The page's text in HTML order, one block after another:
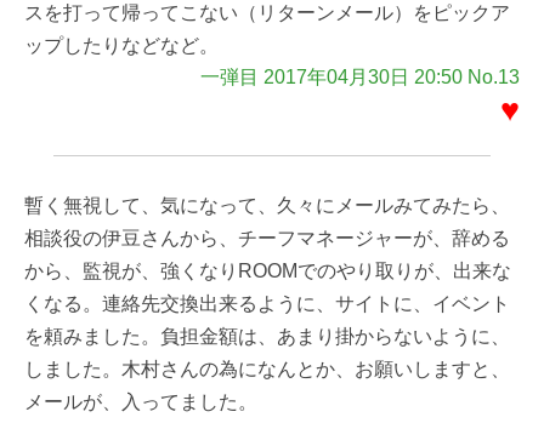
スを打って帰ってこない（リターンメール）をピックア
ップしたりなどなど。
一弾目 2017年04月30日 20:50 No.13
♥
暫く無視して、気になって、久々にメールみてみたら、
相談役の伊豆さんから、チーフマネージャーが、辞める
から、監視が、強くなりROOMでのやり取りが、出来な
くなる。連絡先交換出来るように、サイトに、イベント
を頼みました。負担金額は、あまり掛からないように、
しました。木村さんの為になんとか、お願いしますと、
メールが、入ってました。